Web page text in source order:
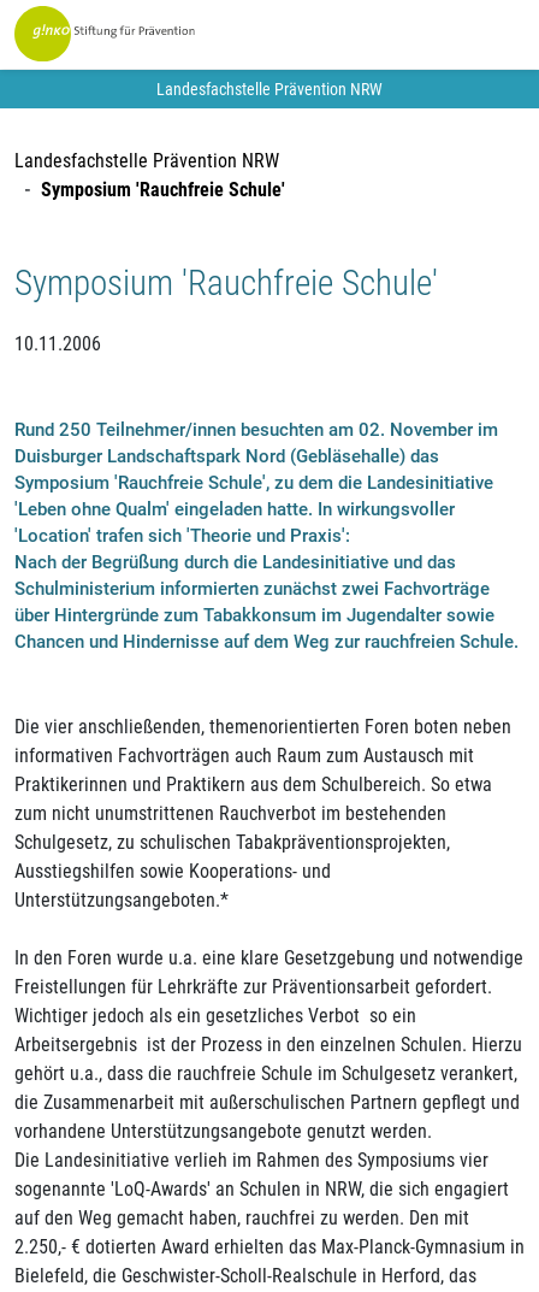
Landesfachstelle Prävention NRW
Landesfachstelle Prävention NRW
Symposium 'Rauchfreie Schule'
Symposium 'Rauchfreie Schule'
10.11.2006
Rund 250 Teilnehmer/innen besuchten am 02. November im
Duisburger Landschaftspark Nord (Gebläsehalle) das
Symposium 'Rauchfreie Schule', zu dem die Landesinitiative
'Leben ohne Qualm' eingeladen hatte. In wirkungsvoller
'Location' trafen sich 'Theorie und Praxis':
Nach der Begrüßung durch die Landesinitiative und das
Schulministerium informierten zunächst zwei Fachvorträge
über Hintergründe zum Tabakkonsum im Jugendalter sowie
Chancen und Hindernisse auf dem Weg zur rauchfreien Schule.
Die vier anschließenden, themenorientierten Foren boten neben
informativen Fachvorträgen auch Raum zum Austausch mit
Praktikerinnen und Praktikern aus dem Schulbereich. So etwa
zum nicht unumstrittenen Rauchverbot im bestehenden
Schulgesetz, zu schulischen Tabakpräventionsprojekten,
Ausstiegshilfen sowie Kooperations- und
Unterstützungsangeboten.*
In den Foren wurde u.a. eine klare Gesetzgebung und notwendige
Freistellungen für Lehrkräfte zur Präventionsarbeit gefordert.
Wichtiger jedoch als ein gesetzliches Verbot  so ein
Arbeitsergebnis  ist der Prozess in den einzelnen Schulen. Hierzu
gehört u.a., dass die rauchfreie Schule im Schulgesetz verankert,
die Zusammenarbeit mit außerschulischen Partnern gepflegt und
vorhandene Unterstützungsangebote genutzt werden.
Die Landesinitiative verlieh im Rahmen des Symposiums vier
sogenannte 'LoQ-Awards' an Schulen in NRW, die sich engagiert
auf den Weg gemacht haben, rauchfrei zu werden. Den mit
2.250,- € dotierten Award erhielten das Max-Planck-Gymnasium in
Bielefeld, die Geschwister-Scholl-Realschule in Herford, das